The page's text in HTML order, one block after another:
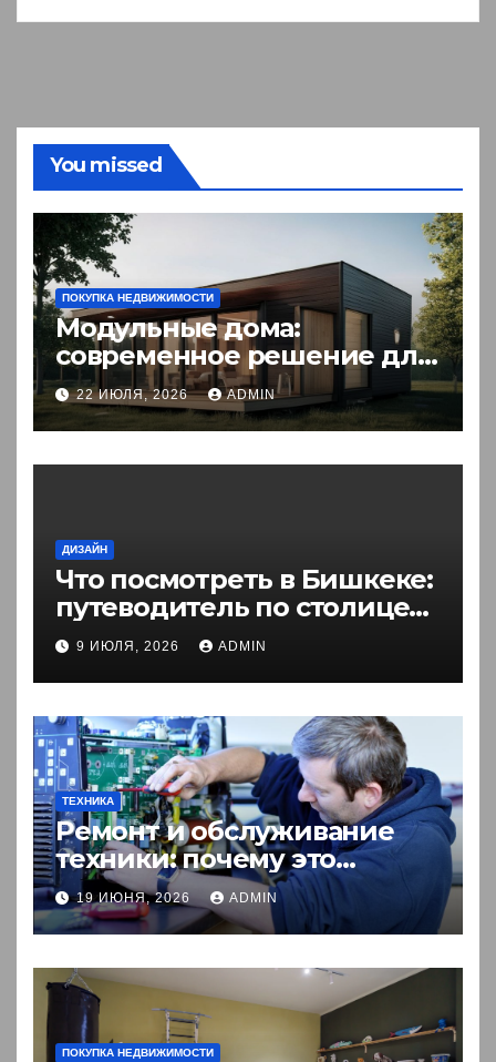
You missed
ПОКУПКА НЕДВИЖИМОСТИ
Модульные дома:
современное решение для
комфортного житья
22 ИЮЛЯ, 2026 ADMIN
ДИЗАЙН
Что посмотреть в Бишкеке:
путеводитель по столице
Кыргызстана
9 ИЮЛЯ, 2026 ADMIN
ТЕХНИКА
Ремонт и обслуживание
техники: почему это
выгоднее покупки новой?
19 ИЮНЯ, 2026 ADMIN
ПОКУПКА НЕДВИЖИМОСТИ